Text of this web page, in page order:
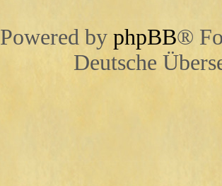
Powered by phpBB®
Deutsche